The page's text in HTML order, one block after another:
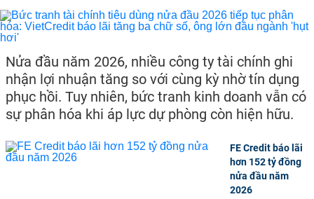
Nửa đầu năm 2026, nhiều công ty tài chính ghi
nhận lợi nhuận tăng so với cùng kỳ nhờ tín dụng
phục hồi. Tuy nhiên, bức tranh kinh doanh vẫn có
sự phân hóa khi áp lực dự phòng còn hiện hữu.
FE Credit báo lãi
hơn 152 tỷ đồng
nửa đầu năm
2026